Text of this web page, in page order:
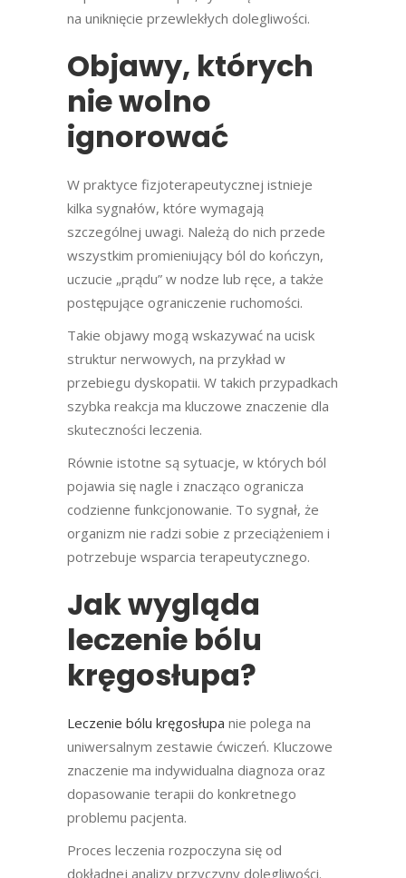
na uniknięcie przewlekłych dolegliwości.
Objawy, których
nie wolno
ignorować
W praktyce fizjoterapeutycznej istnieje
kilka sygnałów, które wymagają
szczególnej uwagi. Należą do nich przede
wszystkim promieniujący ból do kończyn,
uczucie „prądu” w nodze lub ręce, a także
postępujące ograniczenie ruchomości.
Takie objawy mogą wskazywać na ucisk
struktur nerwowych, na przykład w
przebiegu dyskopatii. W takich przypadkach
szybka reakcja ma kluczowe znaczenie dla
skuteczności leczenia.
Równie istotne są sytuacje, w których ból
pojawia się nagle i znacząco ogranicza
codzienne funkcjonowanie. To sygnał, że
organizm nie radzi sobie z przeciążeniem i
potrzebuje wsparcia terapeutycznego.
Jak wygląda
leczenie bólu
kręgosłupa?
Leczenie bólu kręgosłupa nie polega na
uniwersalnym zestawie ćwiczeń. Kluczowe
znaczenie ma indywidualna diagnoza oraz
dopasowanie terapii do konkretnego
problemu pacjenta.
Proces leczenia rozpoczyna się od
dokładnej analizy przyczyny dolegliwości.